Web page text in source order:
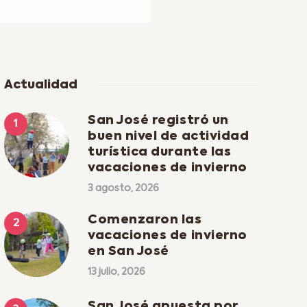
Actualidad
San José registró un
buen nivel de actividad
turística durante las
vacaciones de invierno
3 agosto, 2026
Comenzaron las
vacaciones de invierno
en San José
13 julio, 2026